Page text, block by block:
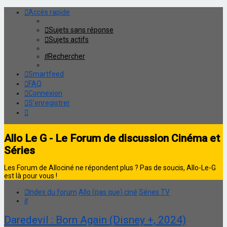
Accès rapide
Sujets sans réponse
Sujets actifs
Rechercher
Smartfeed
FAQ
Connexion
S’enregistrer
Allo Le G - Le Forum de discussion Cinéma et
Séries
Les Forum de Allociné ne répondent plus ? Pas de soucis, Allo-Le-G
est là pour vous !
Index du forum Allo (pas que) ciné Séries TV
Rechercher
Daredevil : Born Again (Disney +, 2024)